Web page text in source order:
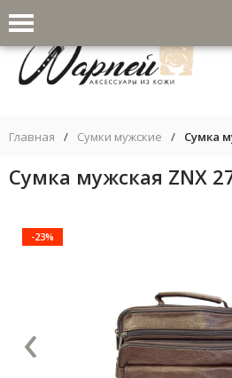
Главная / Сумки мужские / Сумка
Сумка мужская ZNX
-23%
‹